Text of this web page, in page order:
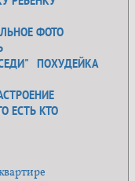
ФОТО
ПОХУДЕЙКА
ЕСТЬ КТО